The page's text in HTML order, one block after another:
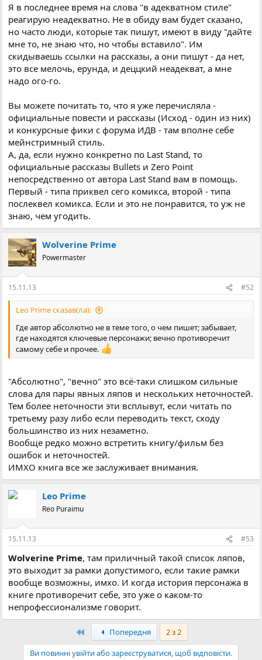
Я в последнее время на слова "в адекватном стиле"
реагирую неадекватно. Не в обиду вам будет сказано,
но часто люди, которые так пишут, имеют в виду "дайте
мне то, не знаю что, но чтобы вставило". Им
скидываешь ссылки на рассказы, а они пишут - да нет,
это все мелочь, ерунда, и деццкий неадекват, а мне
надо ого-го.
Вы можете почитать то, что я уже перечисляла -
официальные повести и рассказы (Исход - один из них)
и конкурсные фики с форума ИДВ - там вполне себе
мейнстримный стиль.
А, да, если нужно конкретно по Last Stand, то
официальные рассказы Bullets и Zero Point
непосредственно от автора Last Stand вам в помощь.
Первый - типа приквел сего комикса, второй - типа
послеквел комикса. Если и это не понравится, то уж не
знаю, чем угодить.
Wolverine Prime
Powermaster
15.11.13 #52
Leo Prime сказав(ла):
Где автор абсолютно не в теме того, о чем пишет; забывает,
где находятся ключевые персонажи; вечно противоречит
самому себе и прочее.
"Абсолютно", "вечно" это всё-таки слишком сильные
слова для пары явных ляпов и нескольких неточностей.
Тем более неточности эти всплывут, если читать по
третьему разу либо если переводить текст, сходу
большинство из них незаметно.
Вообще редко можно встретить книгу/фильм без
ошибок и неточностей.
ИМХО книга все же заслуживает внимания.
Leo Prime
Reo Puraimu
15.11.13 #53
Wolverine Prime, там приличный такой список ляпов,
это выходит за рамки допустимого, если такие рамки
вообще возможны, имхо. И когда история персонажа в
книге противоречит себе, это уже о каком-то
непрофессионализме говорит.
ПершийПопередня
2 з 2
Ви повинні увійти або зареєструватися, щоб відповісти.